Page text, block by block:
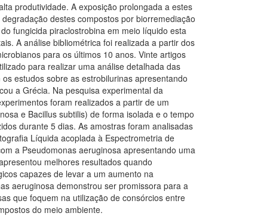
produtividade. A exposição prolongada a estes
destes compostos por biorremediação
fungicida piraclostrobina em meio líquido esta
A análise bibliométrica foi realizada a partir dos
para os últimos 10 anos. Vinte artigos
para realizar uma análise detalhada das
estudos sobre as estrobilurinas apresentando
a Grécia. Na pesquisa experimental da
foram realizados a partir de um
e Bacillus subtilis) de forma isolada e o tempo
durante 5 dias. As amostras foram analisadas
Líquida acoplada à Espectrometria de
a Pseudomonas aeruginosa apresentando uma
melhores resultados quando
capazes de levar a um aumento na
aeruginosa demonstrou ser promissora para a
que foquem na utilização de consórcios entre
do meio ambiente.